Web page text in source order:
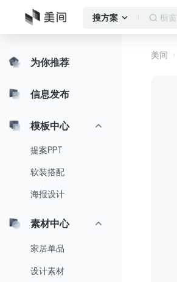
搜方案 客厅
为你推荐
信息发布
模板中心
提案PPT
软装搭配
海报设计
素材中心
家居单品
设计素材
美间